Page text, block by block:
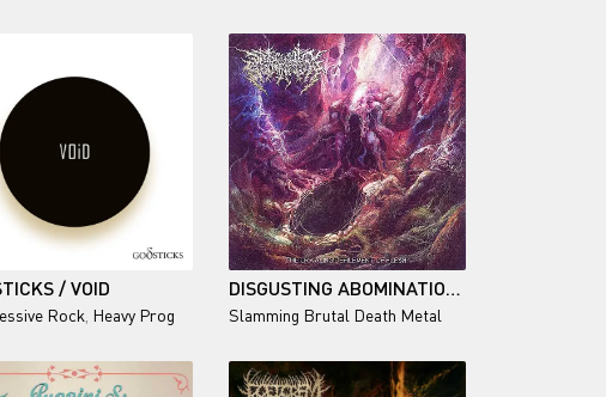
/ VOID
Rock Heavy Prog
DISGUSTING ABOMINATION - THE CRAWLING DEFILEMENT OF FLESH
Slamming Brutal Death Metal